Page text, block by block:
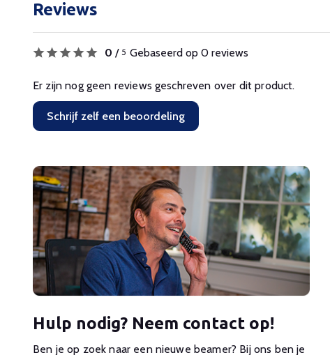
Reviews
0 / 5 Gebaseerd op 0 reviews
Er zijn nog geen reviews geschreven over dit product.
Schrijf zelf een beoordeling
Hulp nodig? Neem contact op!
Ben je op zoek naar een nieuwe beamer? Bij ons ben je